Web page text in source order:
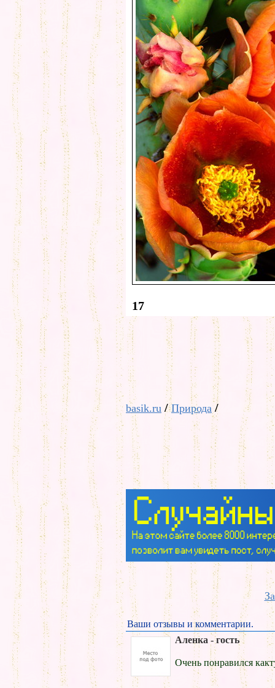
17
basik.ru /Природа /
Ваши отзывы и комментарии.
Аленка - гость
Очень понравился